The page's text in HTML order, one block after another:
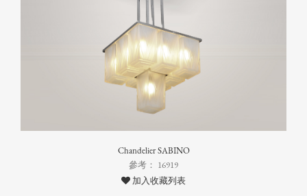
Chandelier SABINO
參考： 16919
加入收藏列表